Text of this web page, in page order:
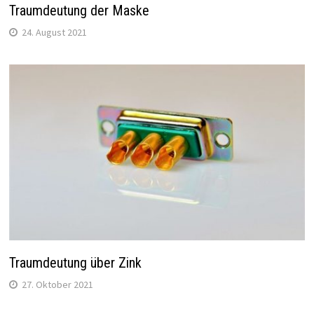
Traumdeutung der Maske
24. August 2021
Traumdeutung über Zink
27. Oktober 2021